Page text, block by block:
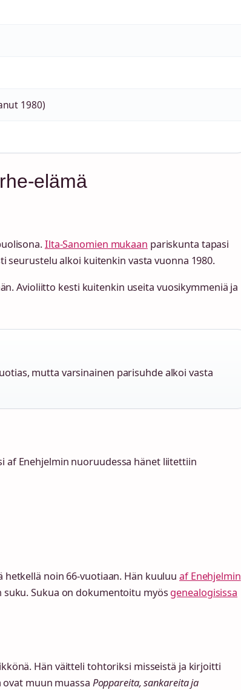
1980)
elämä
Ilta-Sanomien mukaan pariskunta tapasi
seurustelu alkoi kuitenkin vasta vuonna 1980.
Avioliitto kesti kuitenkin useita vuosikymmeniä ja
mutta varsinainen parisuhde alkoi vasta
af Enehjelmin nuoruudessa hänet liitettiin
hetkellä noin 66-vuotiaan. Hän kuuluuaf Enehjelmin
Sukua on dokumentoitu myös genealogisissa
Hän väitteli tohtoriksi misseistä ja kirjoitti
muun muassa Poppareita, sankareita ja